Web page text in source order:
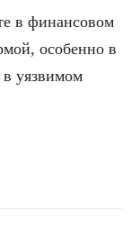
в финансовом
особенно в
в уязвимом